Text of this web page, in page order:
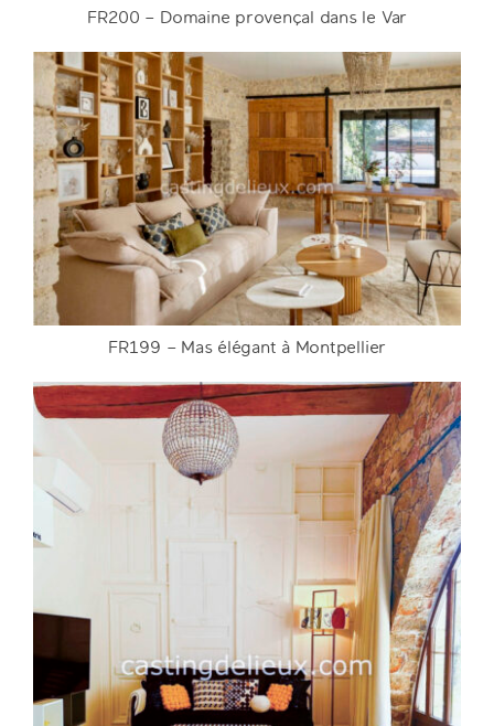
FR200 – Domaine provençal dans le Var
DETAILS
FR200 – Domaine provençal dans le Var
FR199 – Mas élégant à Montpellier
DETAILS
FR199 – Mas élégant à Montpellier